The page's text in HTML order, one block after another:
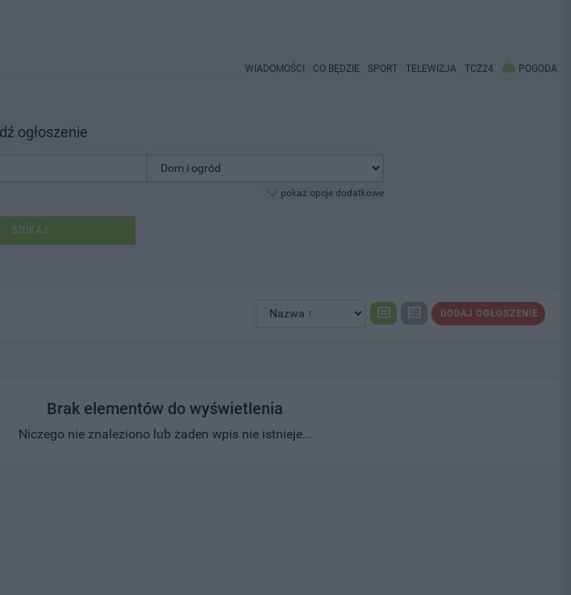
WIADOMOŚCI CO BĘDZIE SPORT TELEWIZJA TCZ24 POGODA
ogłoszenie
pokaż opcje dodatkowe
SZUKAJ
DODAJ OGŁOSZENIE
Brak elementów do wyświetlenia
Niczego nie znaleziono lub żaden wpis nie istnieje...